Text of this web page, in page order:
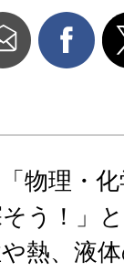
物理・
う！」
熱、液